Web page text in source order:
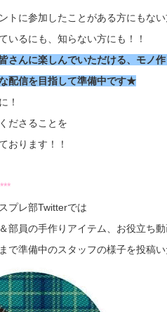
トに参加したことがある方にもな
いるにも、知らない方にも！！
さんに楽しんでいただける、モノ
配信を目指して準備中です★
！
ださることを
おります！！
プレ部Twitterでは
部員の手作りアイテム、お役立ち
で準備中のスタッフの様子を投稿